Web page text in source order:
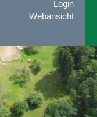
Login
Webansicht